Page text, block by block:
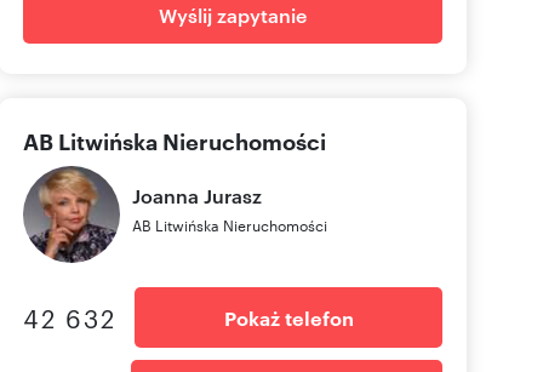
Wyślij zapytanie
AB Litwińska Nieruchomości
Joanna Jurasz
AB Litwińska Nieruchomości
42 632 Pokaż telefon